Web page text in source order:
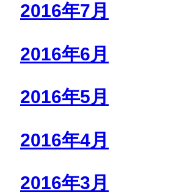
2016年7月
2016年6月
2016年5月
2016年4月
2016年3月